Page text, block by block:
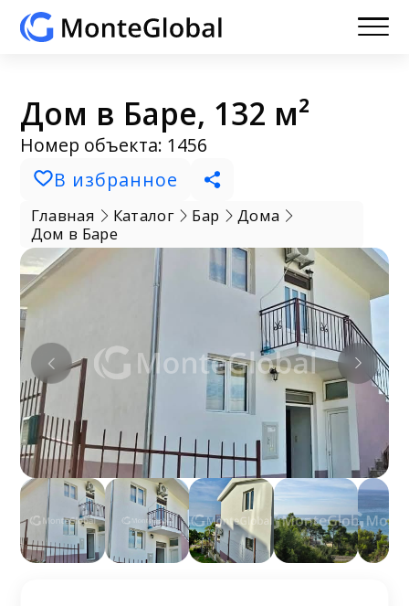
Дом в Баре, 132 м²
Номер объекта: 1456
В избранное
Главная Каталог Бар
Дома
Дом в Баре